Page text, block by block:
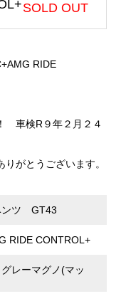
SOLD OUT
RIDE
車検R９年２月２４
がとうございます。
ンツ GT43
RIDE CONTROL+
レーマグノ(マッ